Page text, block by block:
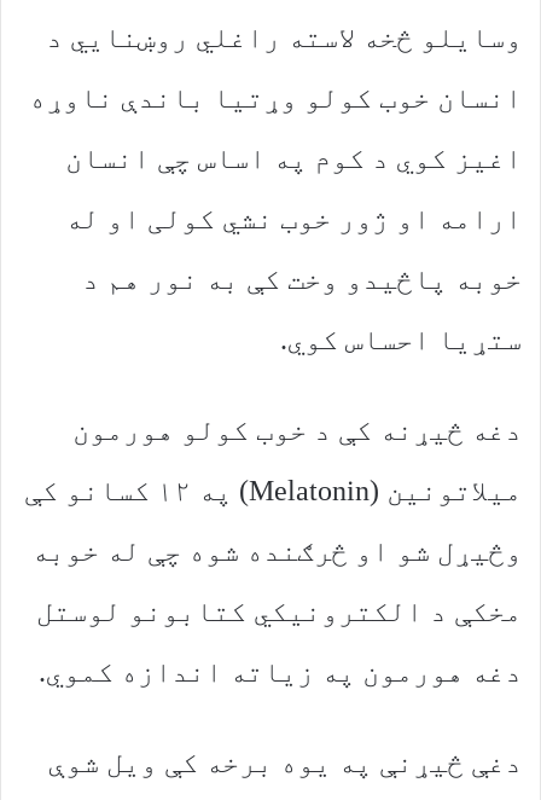
وسایلو څخه لاسته راغلي روښنايي د
انسان خوب کولو وړتیا باندې ناوړه
اغیز کوي د کوم په اساس چې انسان
ارامه او ژور خوب نشي کولی او له
خوبه پاڅیدو وخت کې به نور هم د
ستړیا احساس کوي.
دغه څیړنه کې د خوب کولو هورمون
میلاتونین (Melatonin) په ۱۲ کسانو کې
وڅیړل شو او څرګنده شوه چې له خوبه
مخکې د الکترونیکي کتابونو لوستل
دغه هورمون په زیاته اندازه کموي.
دغې څیړنې په یوه برخه کې ویل شوې